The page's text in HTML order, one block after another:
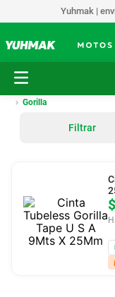
Yuhmak |
Gorilla
Filtrar
$